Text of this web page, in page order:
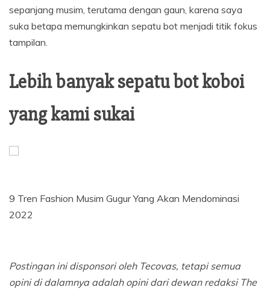
sepanjang musim, terutama dengan gaun, karena saya
suka betapa memungkinkan sepatu bot menjadi titik fokus
tampilan.
Lebih banyak sepatu bot koboi
yang kami sukai
9 Tren Fashion Musim Gugur Yang Akan Mendominasi
2022
Postingan ini disponsori oleh Tecovas, tetapi semua
opini di dalamnya adalah opini dari dewan redaksi The